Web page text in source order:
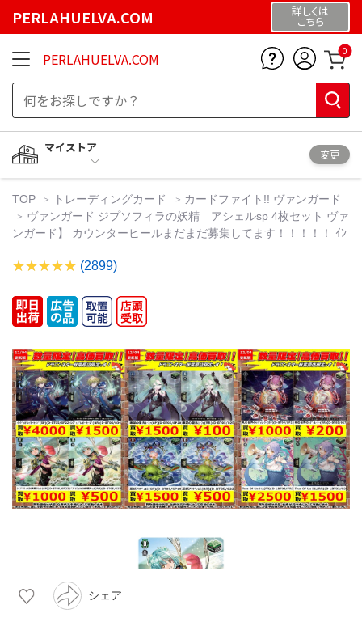
PERLAHUELVA.COM 詳しくは
こちら
PERLAHUELVA.COM 0
マイストア
変更
TOP トレーディングカード
カードファイト!! ヴァンガード
ヴァンガード ジプソフィラの妖精 アシェルsp 4枚セット ヴァ
ンガード】 カウンターヒールまだまだ募集してます！！！！！ ｲﾝ
(2899)
シェア